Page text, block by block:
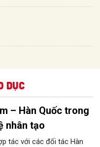
dục
– Hàn Quốc trong
nhân tạo
tác với các đối tác Hàn